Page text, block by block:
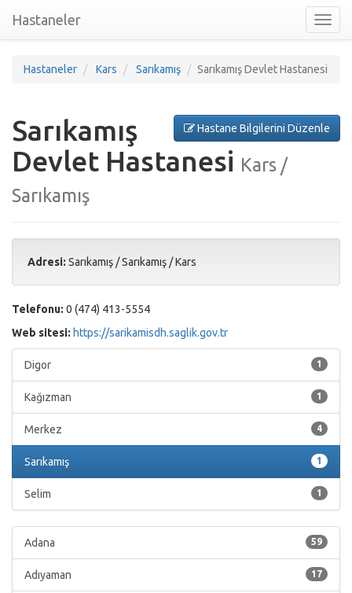
nav
Hastaneler
Hastaneler Kars Sarıkamış Sarıkamış Devlet Hastanesi
Hastane Bilgilerini Düzenle
Sarıkamış
Devlet Hastanesi Kars /
Sarıkamış
Adresi: Sarıkamış /Sarıkamış /Kars
Telefonu: 0 (474) 413-5554
Web sitesi: https://sarikamisdh.saglik.gov.tr
1
Digor
1
Kağızman
4
Merkez
1
Sarıkamış
1
Selim
59
Adana
17
Adıyaman